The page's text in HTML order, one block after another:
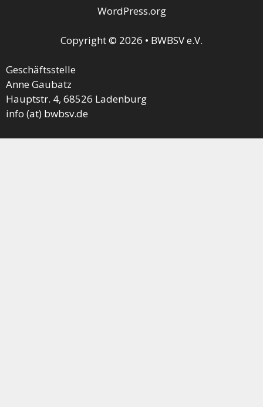
WordPress.org
Copyright © 2026 • BWBSV e.V.
Geschäftsstelle
Anne Gaubatz
Hauptstr. 4, 68526 Ladenburg
info (at) bwbsv.de